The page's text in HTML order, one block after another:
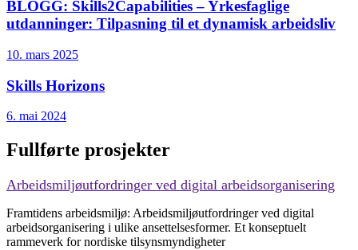
BLOGG: Skills2Capabilities – Yrkesfaglige
utdanninger: Tilpasning til et dynamisk arbeidsliv
10. mars 2025
Skills Horizons
6. mai 2024
Fullførte prosjekter
Arbeidsmiljøutfordringer ved digital arbeidsorganisering
Framtidens arbeidsmiljø: Arbeidsmiljøutfordringer ved digital
arbeidsorganisering i ulike ansettelsesformer. Et konseptuelt
rammeverk for nordiske tilsynsmyndigheter